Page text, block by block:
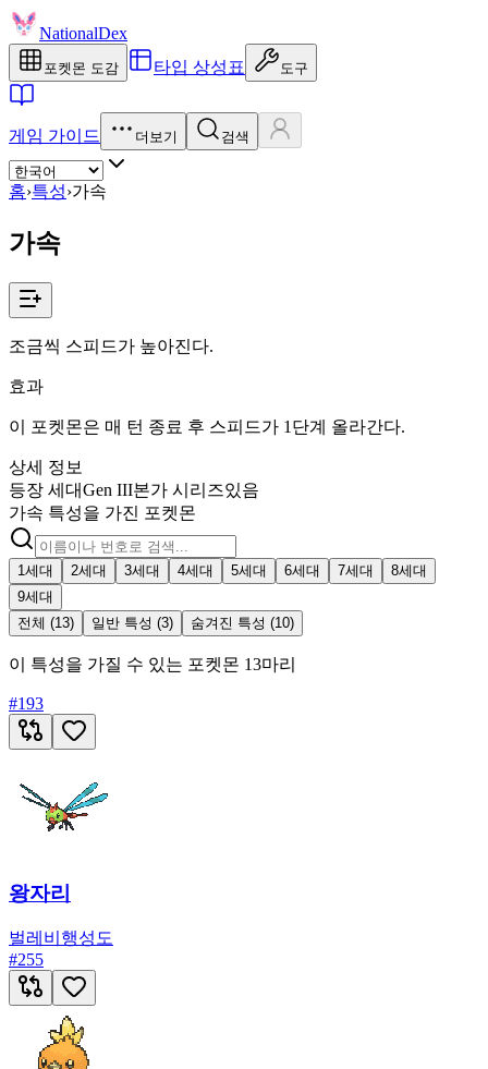
NationalDex
포켓몬 도감 타입 상성표 도구
게임 가이드 더보기 검색
홈›특성›가속
가속
조금씩 스피드가 높아진다.
효과
이 포켓몬은 매 턴 종료 후 스피드가 1단계 올라간다.
상세 정보
등장 세대Gen III본가 시리즈있음
가속 특성을 가진 포켓몬
1세대 2세대 3세대 4세대 5세대 6세대 7세대
8세대
9세대
전체 (13)
일반 특성 (3) 숨겨진 특성 (10)
이 특성을 가질 수 있는 포켓몬 13마리
#193
왕자리
벌레 비행성도
#255